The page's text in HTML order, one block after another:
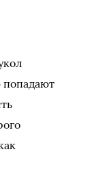
попадают